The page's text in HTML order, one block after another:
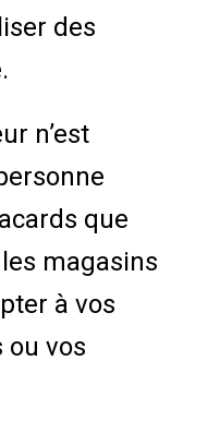
des
n’est
que
magasins
à vos
ou vos